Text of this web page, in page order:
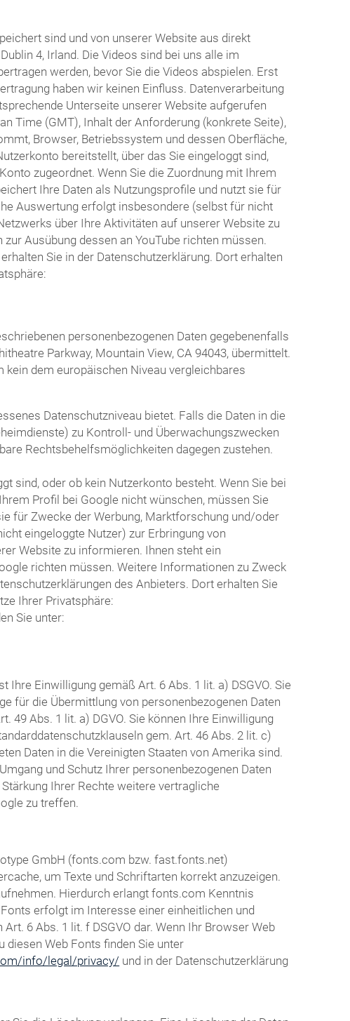
sind und von unserer Website aus direkt
4, Irland. Die Videos sind bei uns alle im
werden, bevor Sie die Videos abspielen. Erst
haben wir keinen Einfluss. Datenverarbeitung
Unterseite unserer Website aufgerufen
Time (GMT), Inhalt der Anforderung (konkrete Seite),
Browser, Betriebssystem und dessen Oberfläche,
bereitstellt, über das Sie eingeloggt sind,
zugeordnet. Wenn Sie die Zuordnung mit Ihrem
Ihre Daten als Nutzungsprofile und nutzt sie für
Auswertung erfolgt insbesondere (selbst für nicht
über Ihre Aktivitäten auf unserer Website zu
Ausübung dessen an YouTube richten müssen.
Sie in der Datenschutzerklärung. Dort erhalten
personenbezogenen Daten gegebenenfalls
Parkway, Mountain View, CA 94043, übermittelt.
kein dem europäischen Niveau vergleichbares
Datenschutzniveau bietet. Falls die Daten in die
zu Kontroll- und Überwachungszwecken
Rechtsbehelfsmöglichkeiten dagegen zustehen.
sind, oder ob kein Nutzerkonto besteht. Wenn Sie bei
Profil bei Google nicht wünschen, müssen Sie
für Zwecke der Werbung, Marktforschung und/oder
eingeloggte Nutzer) zur Erbringung von
Website zu informieren. Ihnen steht ein
richten müssen. Weitere Informationen zu Zweck
des Anbieters. Dort erhalten Sie
Ihrer Privatsphäre:
Sie unter:
Einwilligung gemäß Art. 6 Abs. 1 lit. a) DSGVO. Sie
für die Übermittlung von personenbezogenen Daten
49 Abs. 1 lit. a) DGVO. Sie können Ihre Einwilligung
gem. Art. 46 Abs. 2 lit. c)
Daten in die Vereinigten Staaten von Amerika sind.
und Schutz Ihrer personenbezogenen Daten
Ihrer Rechte weitere vertragliche
zu treffen.
GmbH (fonts.com bzw. fast.fonts.net)
um Texte und Schriftarten korrekt anzuzeigen.
Hierdurch erlangt fonts.com Kenntnis
erfolgt im Interesse einer einheitlichen und
6 Abs. 1 lit. f DSGVO dar. Wenn Ihr Browser Web
Web Fonts finden Sie unter
info/legal/privacy/ und in der Datenschutzerklärung